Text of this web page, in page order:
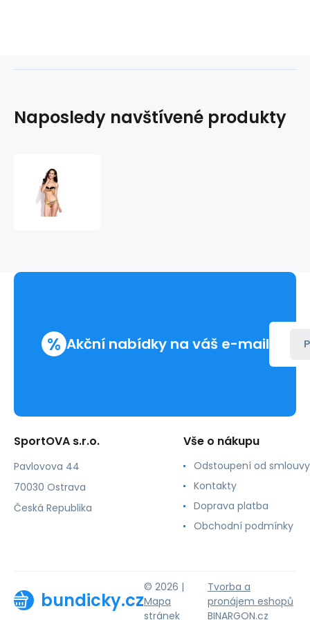
Naposledy navštívené produkty
% Akční nabídky na váš e-mail
SportOVA s.r.o.
Pavlovova 44
70030 Ostrava
Česká Republika
Vše o nákupu
Odstoupení od smlouvy
Kontakty
Doprava platba
Obchodní podmínky
bundicky.cz
© 2026 |
Mapa
stránek
Tvorba a
pronájem eshopů
BINARGON.cz